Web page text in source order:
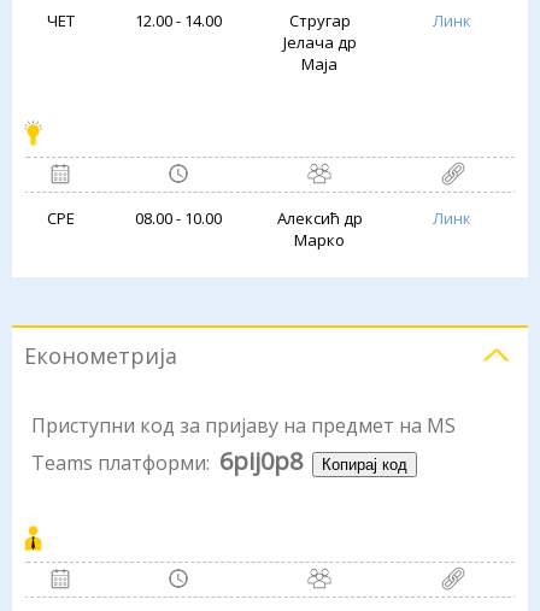
ЧЕТ 12.00 - 14.00
Стругар
Јелача др
Маја
Линк
СРЕ 08.00 - 10.00
Алексић др
Марко
Линк
Економетрија
Приступни код за пријаву на предмет на MS
Teams платформи: 6pij0p8 Копирај код